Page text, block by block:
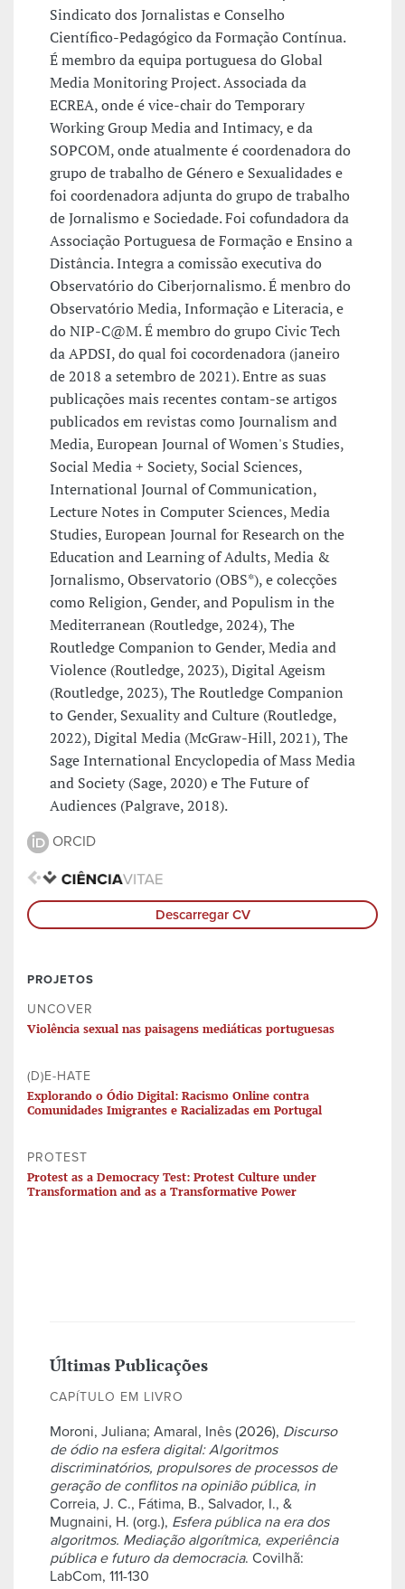
Sindicato dos Jornalistas e Conselho
Científico-Pedagógico da Formação Contínua.
É membro da equipa portuguesa do Global
Media Monitoring Project. Associada da
ECREA, onde é vice-chair do Temporary
Working Group Media and Intimacy, e da
SOPCOM, onde atualmente é coordenadora do
grupo de trabalho de Género e Sexualidades e
foi coordenadora adjunta do grupo de trabalho
de Jornalismo e Sociedade. Foi cofundadora da
Associação Portuguesa de Formação e Ensino a
Distância. Integra a comissão executiva do
Observatório do Ciberjornalismo. É menbro do
Observatório Media, Informação e Literacia, e
do NIP-C@M. É membro do grupo Civic Tech
da APDSI, do qual foi cocordenadora (janeiro
de 2018 a setembro de 2021). Entre as suas
publicações mais recentes contam-se artigos
publicados em revistas como Journalism and
Media, European Journal of Women's Studies,
Social Media + Society, Social Sciences,
International Journal of Communication,
Lecture Notes in Computer Sciences, Media
Studies, European Journal for Research on the
Education and Learning of Adults, Media &
Jornalismo, Observatorio (OBS*), e colecções
como Religion, Gender, and Populism in the
Mediterranean (Routledge, 2024), The
Routledge Companion to Gender, Media and
Violence (Routledge, 2023), Digital Ageism
(Routledge, 2023), The Routledge Companion
to Gender, Sexuality and Culture (Routledge,
2022), Digital Media (McGraw-Hill, 2021), The
Sage International Encyclopedia of Mass Media
and Society (Sage, 2020) e The Future of
Audiences (Palgrave, 2018).
ORCID
Descarregar CV
PROJETOS
UNCOVER
Violência sexual nas paisagens mediáticas portuguesas
(D)E-HATE
Explorando o Ódio Digital: Racismo Online contra
Comunidades Imigrantes e Racializadas em Portugal
PROTEST
Protest as a Democracy Test: Protest Culture under
Transformation and as a Transformative Power
Últimas Publicações
CAPÍTULO EM LIVRO
Moroni, Juliana; Amaral, Inês (2026), Discurso
de ódio na esfera digital: Algoritmos
discriminatórios, propulsores de processos de
geração de conflitos na opinião pública, in
Correia, J. C., Fátima, B., Salvador, I., &
Mugnaini, H. (org.), Esfera pública na era dos
algoritmos. Mediação algorítmica, experiência
pública e futuro da democracia. Covilhã:
LabCom, 111-130